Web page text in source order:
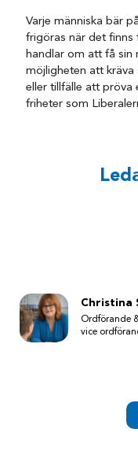
Varje människa bär
frigöras när det
handlar om att få
möjligheten att kräva
eller tillfälle att pröva
friheter som
Christina
Ordförande
vice